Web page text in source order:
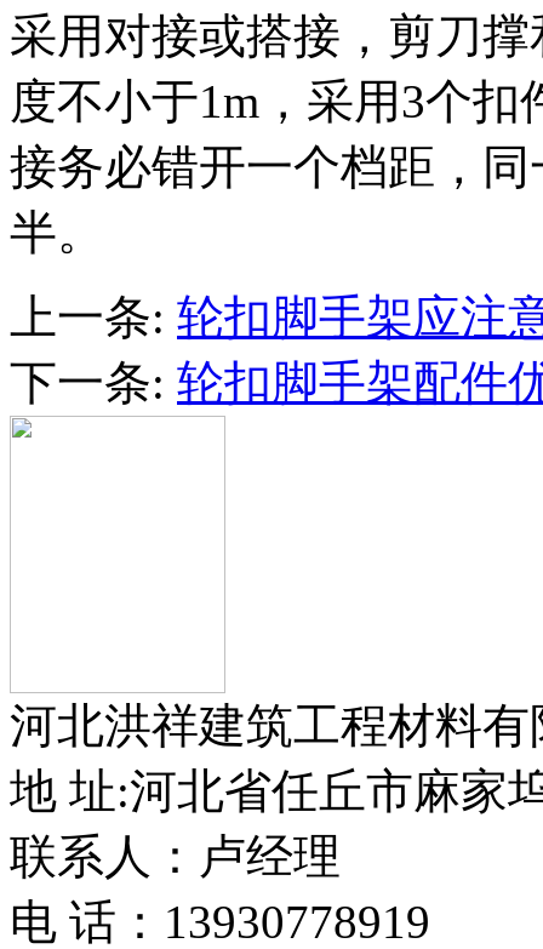
采用对接或搭接，剪刀
度不小于1m，采用3个
接务必错开一个档距，
半。
上一条: 轮扣脚手架应注
下一条: 轮扣脚手架配件
河北洪祥建筑工程材料有
地 址:河北省任丘市麻家
联系人：卢经理
电 话：13930778919